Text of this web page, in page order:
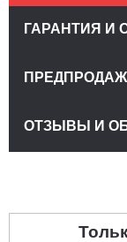
ГАРАНТИЯ И
ОТЗЫВЫ И